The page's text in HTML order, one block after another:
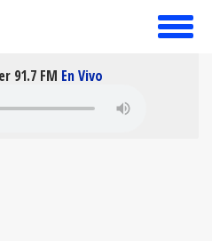
toggle
91.7 FM En Vivo